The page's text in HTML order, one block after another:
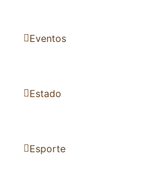
Eventos
Estado
Esporte